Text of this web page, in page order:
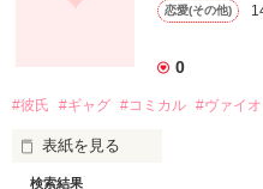
恋愛(その他)
0
#彼氏 #ギャグ #コミカル #ヴァイ
表紙を見る
検索結果